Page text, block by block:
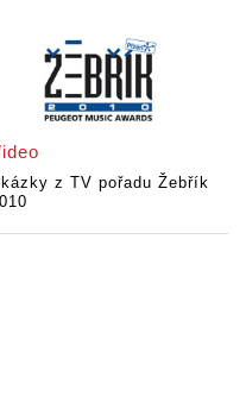
z TV pořadu Žebřík